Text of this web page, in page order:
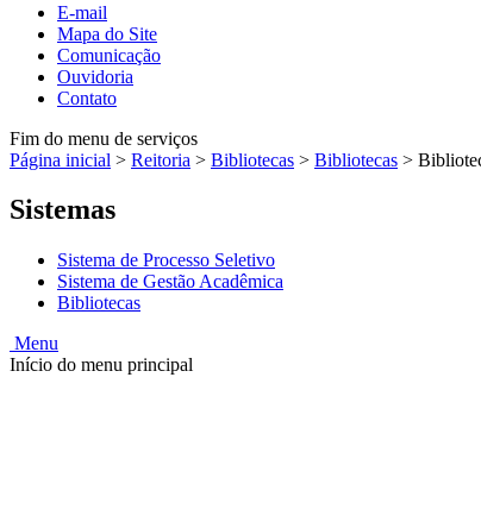
E-mail
Mapa do Site
Comunicação
Ouvidoria
Contato
Fim do menu de serviços
Página inicial > Reitoria > Bibliotecas > Bibliotecas >
Sistemas
Sistema de Processo Seletivo
Sistema de Gestão Acadêmica
Bibliotecas
Menu
Início do menu principal